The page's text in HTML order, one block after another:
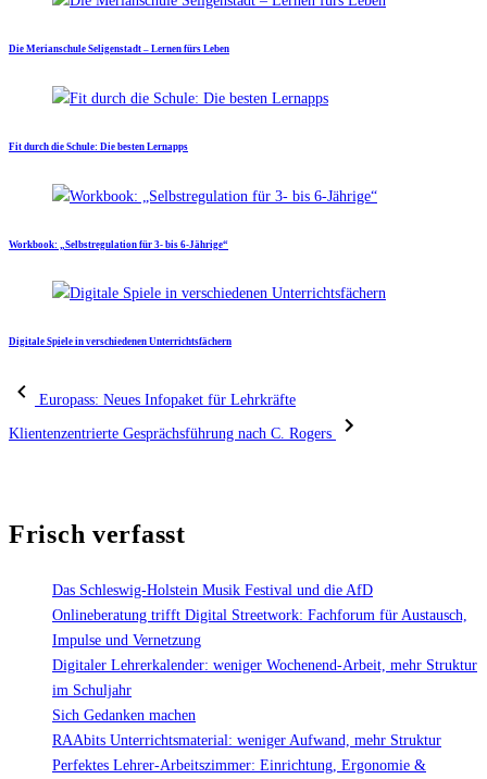
Die Merianschule Seligenstadt – Lernen fürs Leben
Fit durch die Schule: Die besten Lernapps
Workbook: „Selbstregulation für 3- bis 6-Jährige“
Digitale Spiele in verschiedenen Unterrichtsfächern
Europass: Neues Infopaket für Lehrkräfte
Klientenzentrierte Gesprächsführung nach C. Rogers
Frisch verfasst
Das Schleswig-Holstein Musik Festival und die AfD
Onlineberatung trifft Digital Streetwork: Fachforum für Austausch,
Impulse und Vernetzung
Digitaler Lehrerkalender: weniger Wochenend-Arbeit, mehr Struktur
im Schuljahr
Sich Gedanken machen
RAAbits Unterrichtsmaterial: weniger Aufwand, mehr Struktur
Perfektes Lehrer-Arbeitszimmer: Einrichtung, Ergonomie &